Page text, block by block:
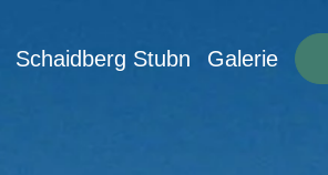
Schaidberg Stubn Galerie